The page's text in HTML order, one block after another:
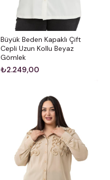
Büyük Beden Kapaklı Çift
Cepli Uzun Kollu Beyaz
Gömlek
₺2.249,00